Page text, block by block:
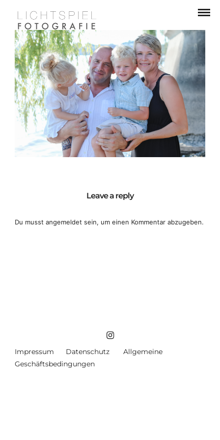
Leave a reply
Du musst angemeldet sein, um einen Kommentar abzugeben.
Impressum Datenschutz
Allgemeine
Geschäftsbedingungen